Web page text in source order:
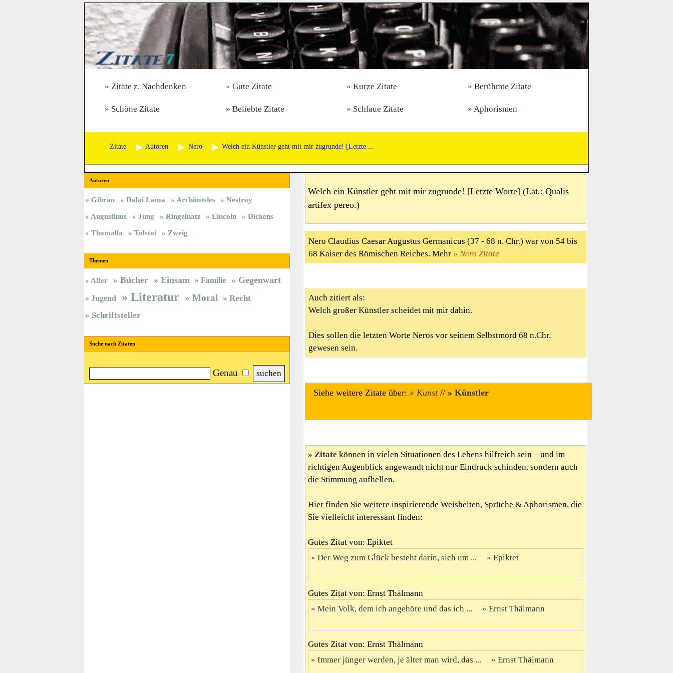
Zitate z. Nachdenken Gute Zitate Kurze Zitate Berühmte Zitate
Schöne Zitate Beliebte Zitate Schlaue Zitate Aphorismen
Zitate Autoren Nero Welch ein Künstler geht mit mir zugrunde! [Letzte ...
Welch ein Künstler geht mit mir zugrunde! [Letzte Worte] (Lat.: Qualis
artifex pereo.)
Nero Claudius Caesar Augustus Germanicus (37 - 68 n. Chr.) war von 54 bis
68 Kaiser des Römischen Reiches. Mehr
Nero Zitate
Auch zitiert als:
Welch großer Künstler scheidet mit mir dahin.
Dies sollen die letzten Worte Neros vor seinem Selbstmord 68 n.Chr.
gewesen sein.
Siehe weitere Zitate über: Kunst// Künstler
Zitate können in vielen Situationen des Lebens hilfreich sein – und im
richtigen Augenblick angewandt nicht nur Eindruck schinden, sondern auch
die Stimmung aufhellen.
Hier finden Sie weitere inspirierende Weisheiten, Sprüche & Aphorismen, die
Sie vielleicht interessant finden:
Gutes Zitat von: Epiktet
Der Weg zum Glück besteht darin, sich um ...
Epiktet
Gutes Zitat von: Ernst Thälmann
Mein Volk, dem ich angehöre und das ich ...
Ernst Thälmann
Gutes Zitat von: Ernst Thälmann
Immer jünger werden, je älter man wird, das ...
Ernst Thälmann
Autoren
Gibran Dalai Lama Archimedes
Nestroy
Augustinus
Jung Ringelnatz Lincoln
Dickens
Thomalla
Tolstoi Zweig
Themen
Alter Bücher Einsam Familie Gegenwart
Jugend Literatur Moral
Recht
Schriftsteller
Suche nach Zitaten
Genau